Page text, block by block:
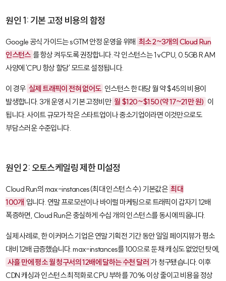
원인 1: 기본 고정 비용의 함정
Google 공식 가이드는 sGTM 안정 운영을 위해 최소 2~3개의 Cloud Run
인스턴스 를 항상 켜두도록 권장합니다. 각 인스턴스는 1 vCPU, 0.5GB RAM
사양에 'CPU 항상 할당' 모드로 설정됩니다.
이 경우 실제 트래픽이 전혀 없어도 인스턴스 한 대당 월 약 $45의 비용이
발생합니다. 3개 운영 시 기본 고정비만 월 $120~$150(약 17~21만 원) 이
됩니다. 사이트 규모가 작은 스타트업이나 중소기업이라면 이것만으로도
부담스러운 수준입니다.
원인 2: 오토스케일링 제한 미설정
Cloud Run의 max-instances(최대 인스턴스 수) 기본값은 최대
100개 입니다. 연말 프로모션이나 바이럴 마케팅으로 트래픽이 갑자기 12배
폭증하면, Cloud Run은 충실하게 수십 개의 인스턴스를 동시에 띄웁니다.
실제 사례로, 한 이커머스 기업은 연말 기획전 기간 동안 일일 페이지뷰가 평소
대비 12배 급증했습니다.max-instances를 100으로 둔 채 캐싱도 없었던 탓에,
사흘 만에 평소 월 청구서의 12배에 달하는 수천 달러 가 청구됐습니다. 이후
CDN 캐싱과 인스턴스 최적화로 CPU 부하를 70% 이상 줄이고 비용을 정상